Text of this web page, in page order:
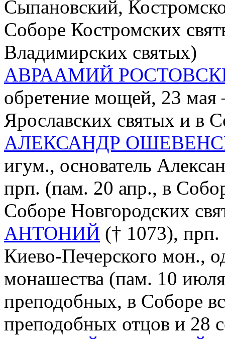
Сыпановский,
Соборе Костромских
Владимирских святых)
АВРААМИЙ
обретение мощей, 23 мая
Ярославских святых и в
АЛЕКСАНДР
игум., основатель
прп. (пам. 20 апр., в
Соборе Новгородских
АНТОНИЙ († 1073), прп.
Киево-Печерского мон.,
монашества (пам. 10
преподобных, в Соборе
преподобных отцов и 28